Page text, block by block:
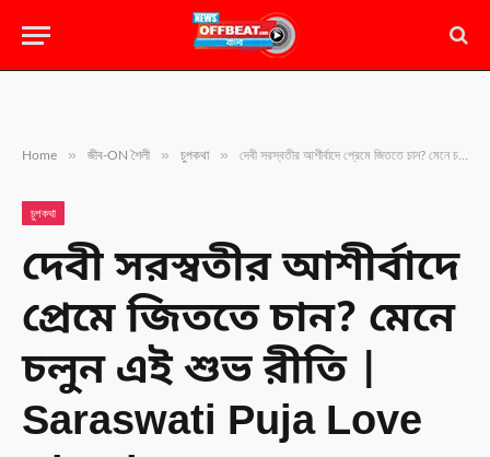
Home » জীব-ON শৈলী » চুপকথা » দেবী সরস্বতীর আশীর্বাদে প্রেমে জিততে চান? মেনে চলুন এই শুভ রীতি | Saraswati Puja Love Rituals
চুপকথা
দেবী সরস্বতীর আশীর্বাদে
প্রেমে জিততে চান? মেনে
চলুন এই শুভ রীতি |
Saraswati Puja Love